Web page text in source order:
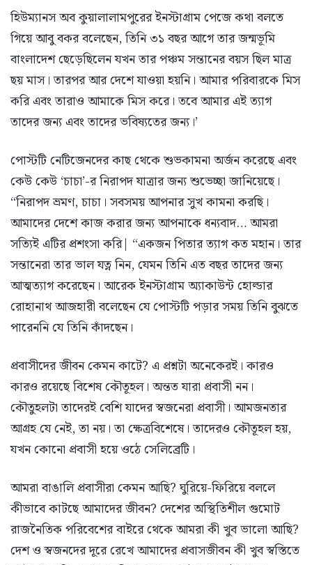
হিউম্যানস অব কুয়ালালামপুরের ইনস্টাগ্রাম পেজে কথা বলতে
গিয়ে আবু বকর বলেছেন, তিনি ৩১ বছর আগে তার জন্মভূমি
বাংলাদেশ ছেড়েছিলেন যখন তার পঞ্চম সন্তানের বয়স ছিল মাত্র
ছয় মাস। তারপর আর দেশে যাওয়া হয়নি। আমার পরিবারকে মিস
করি এবং তারাও আমাকে মিস করে। তবে আমার এই ত্যাগ
তাদের জন্য এবং তাদের ভবিষ্যতের জন্য।’
পোস্টটি নেটিজেনদের কাছ থেকে শুভকামনা অর্জন করেছে এবং
কেউ কেউ ‘চাচা’-র নিরাপদ যাত্রার জন্য শুভেচ্ছা জানিয়েছে।
“নিরাপদ ভ্রমণ, চাচা। সবসময় আপনার সুখ কামনা করছি।
আমাদের দেশে কাজ করার জন্য আপনাকে ধন্যবাদ… আমরা
সত্যিই এটির প্রশংসা করি| “একজন পিতার ত্যাগ কত মহান। তার
সন্তানেরা তার ভাল যত্ন নিন, যেমন তিনি এত বছর তাদের জন্য
আত্মত্যাগ করেছেন। আরেক ইনস্টাগ্রাম অ্যাকাউন্ট হোল্ডার
রোহানাথ আজহারী বলেছেন যে পোস্টটি পড়ার সময় তিনি বুঝতে
পারেননি যে তিনি কাঁদছেন।
প্রবাসীদের জীবন কেমন কাটে? এ প্রশ্নটা অনেকেরই। কারও
কারও রয়েছে বিশেষ কৌতূহল। অন্তত যারা প্রবাসী নন।
কৌতুহলটা তাদেরই বেশি যাদের স্বজনেরা প্রবাসী। আমজনতার
আগ্রহ যে নেই, তা নয়। তা ক্ষেত্রবিশেষে। তাদেরও কৌতূহল হয়,
যখন কোনো প্রবাসী হয়ে ওঠে সেলিব্রেটি।
আমরা বাঙালি প্রবাসীরা কেমন আছি? ঘুরিয়ে-ফিরিয়ে বললে
কীভাবে কাটছে আমাদের জীবন? দেশের অস্থিতিশীল গুমোট
রাজনৈতিক পরিবেশের বাইরে থেকে আমরা কী খুব ভালো আছি?
দেশ ও স্বজনদের দূরে রেখে আমাদের প্রবাসজীবন কী খুব স্বস্তিতে